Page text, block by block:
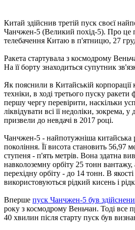
Китай здійснив третій пуск своєї
Чанчжен-5 (Великий похід-5). Про це
телебачення Китаю в п'ятницю, 27
Ракета стартувала з космодрому
На її борту знаходиться супутник
Як пояснили в Китайській корпорації
техніки, в ході третього пуску ракети
першу чергу перевірити, наскільки
ліквідувати всі її недоліки, зокрема,
призвели до невдачі в 2017 році.
Чанчжен-5 - найпотужніша китайська
покоління. Її висота становить 56,97
ступеня - п'ять метрів. Вона здатна
навколоземну орбіту 25 тонн вантажу,
перехідну орбіту - до 14 тонн. В
використовуються рідкий кисень і
Вперше пуск Чанчжен-5 був
року з космодрому Веньчан. Тоді все
40 хвилин після старту пуск був